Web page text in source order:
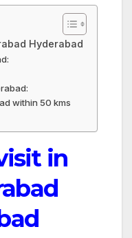
Hyderabad
within 50 kms
in